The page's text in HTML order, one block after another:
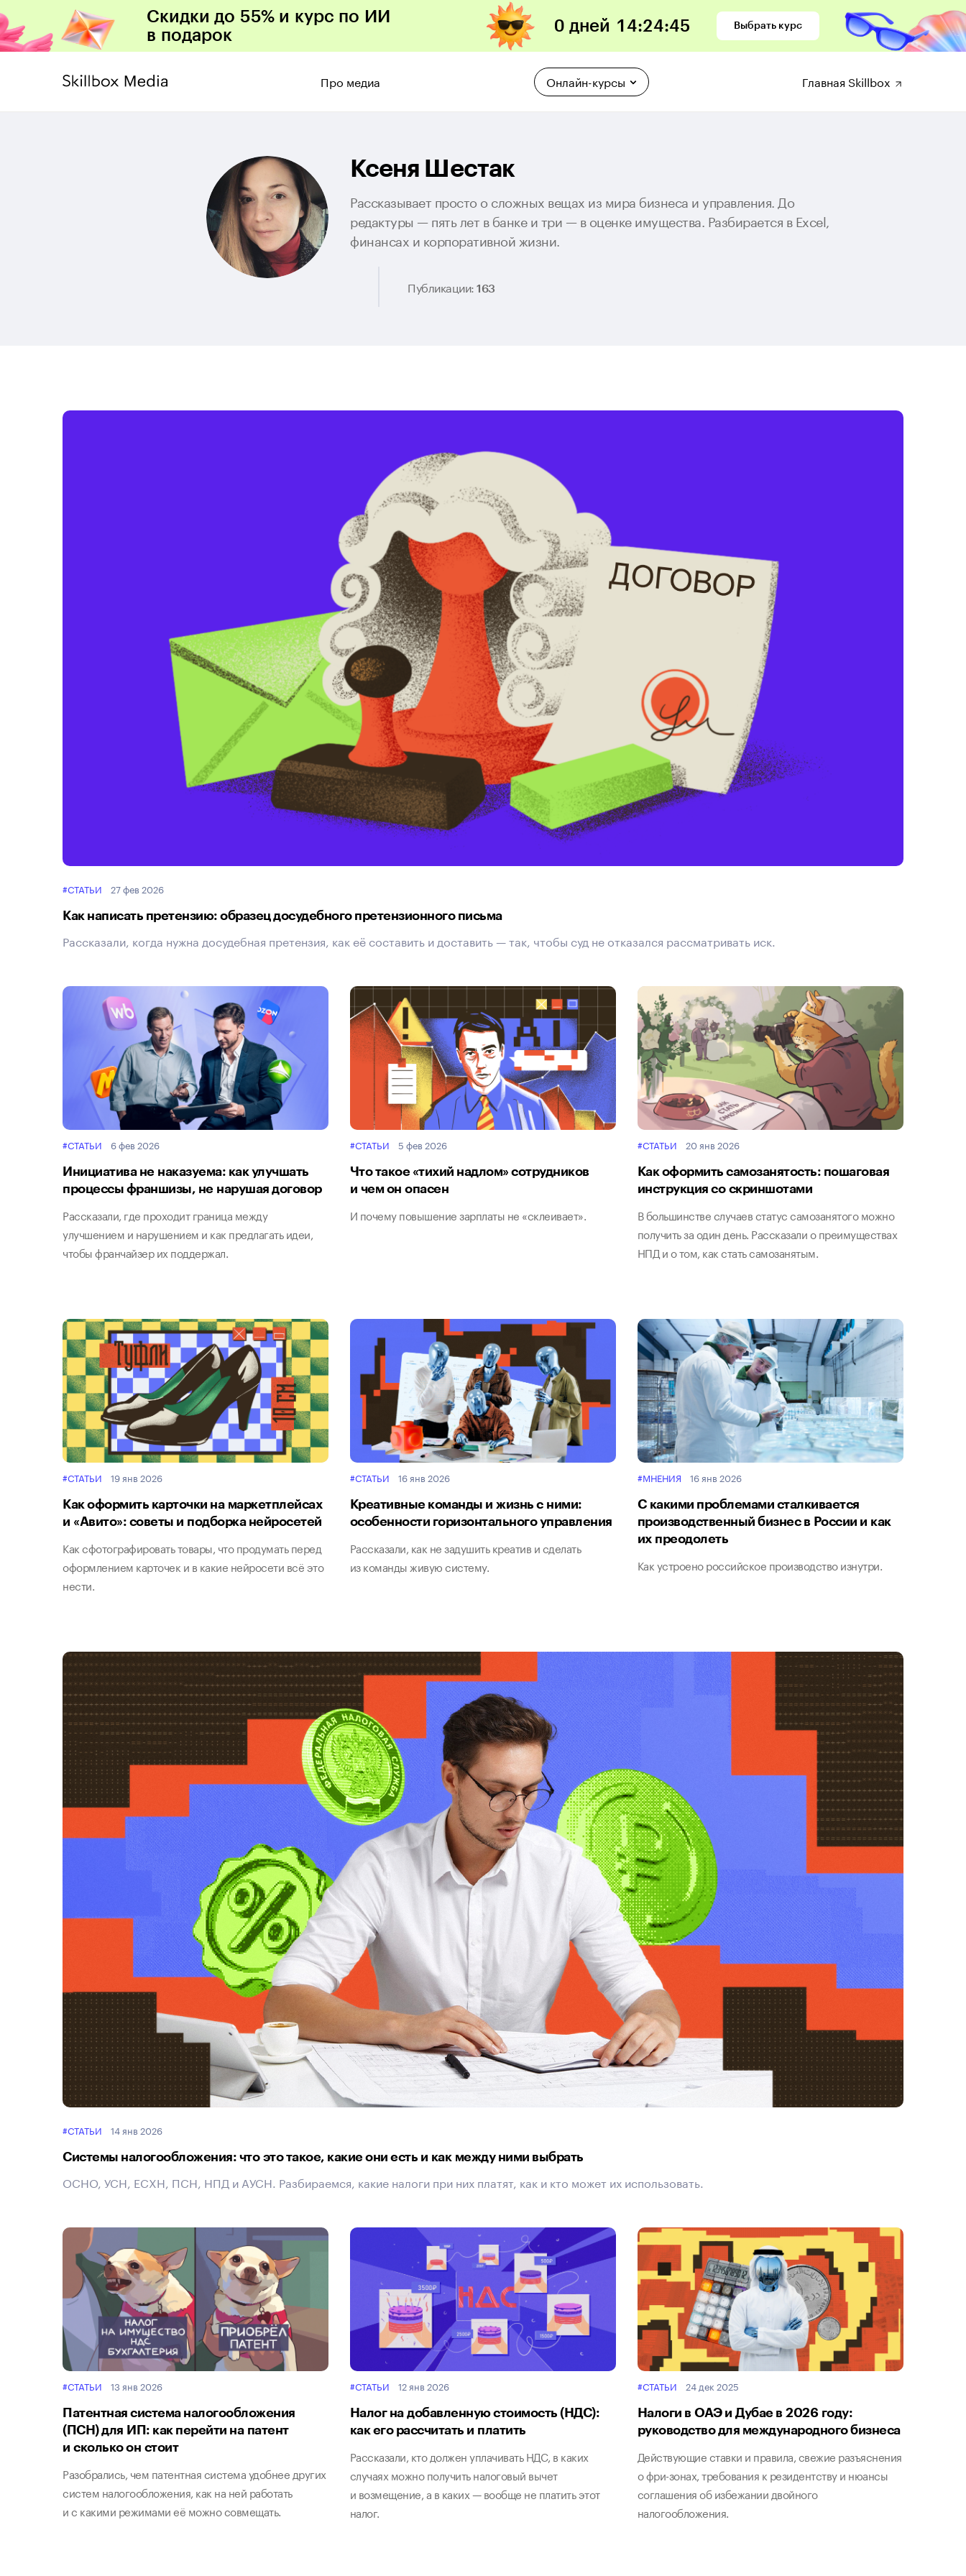
Скидки до 55% и курс по ИИ
в подарок
0 дней 14:24:43 Выбрать курс
Про медиа Онлайн-курсы Главная Skillbox
Ксеня Шестак
Рассказывает просто о сложных вещах из мира бизнеса и управления. До
редактуры — пять лет в банке и три — в оценке имущества. Разбирается в Excel,
финансах и корпоративной жизни.
Публикации: 163
#СТАТЬИ 27 фев 2026
Как написать претензию: образец досудебного претензионного письма
Рассказали, когда нужна досудебная претензия, как её составить и доставить — так, чтобы суд не отказался рассматривать иск.
#СТАТЬИ 6 фев 2026
Инициатива не наказуема: как улучшать
процессы франшизы, не нарушая договор
Рассказали, где проходит граница между
улучшением и нарушением и как предлагать идеи,
чтобы франчайзер их поддержал.
#СТАТЬИ 5 фев 2026
Что такое «тихий надлом» сотрудников
и чем он опасен
И почему повышение зарплаты не «склеивает».
#СТАТЬИ 20 янв 2026
Как оформить самозанятость: пошаговая
инструкция со скриншотами
В большинстве случаев статус самозанятого можно
получить за один день. Рассказали о преимуществах
НПД и о том, как стать самозанятым.
#СТАТЬИ 19 янв 2026
Как оформить карточки на маркетплейсах
и «Авито»: советы и подборка нейросетей
Как сфотографировать товары, что продумать перед
оформлением карточек и в какие нейросети всё это
нести.
#СТАТЬИ 16 янв 2026
Креативные команды и жизнь с ними:
особенности горизонтального управления
Рассказали, как не задушить креатив и сделать
из команды живую систему.
#МНЕНИЯ 16 янв 2026
С какими проблемами сталкивается
производственный бизнес в России и как
их преодолеть
Как устроено российское производство изнутри.
#СТАТЬИ 14 янв 2026
Системы налогообложения: что это такое, какие они есть и как между ними выбрать
ОСНО, УСН, ЕСХН, ПСН, НПД и АУСН. Разбираемся, какие налоги при них платят, как и кто может их использовать.
#СТАТЬИ 13 янв 2026
Патентная система налогообложения
(ПСН) для ИП: как перейти на патент
и сколько он стоит
Разобрались, чем патентная система удобнее других
систем налогообложения, как на ней работать
и с какими режимами её можно совмещать.
#СТАТЬИ 12 янв 2026
Налог на добавленную стоимость (НДС):
как его рассчитать и платить
Рассказали, кто должен уплачивать НДС, в каких
случаях можно получить налоговый вычет
и возмещение, а в каких — вообще не платить этот
налог.
#СТАТЬИ 24 дек 2025
Налоги в ОАЭ и Дубае в 2026 году:
руководство для международного бизнеса
Действующие ставки и правила, свежие разъяснения
о фри-зонах, требования к резидентству и нюансы
соглашения об избежании двойного
налогообложения.